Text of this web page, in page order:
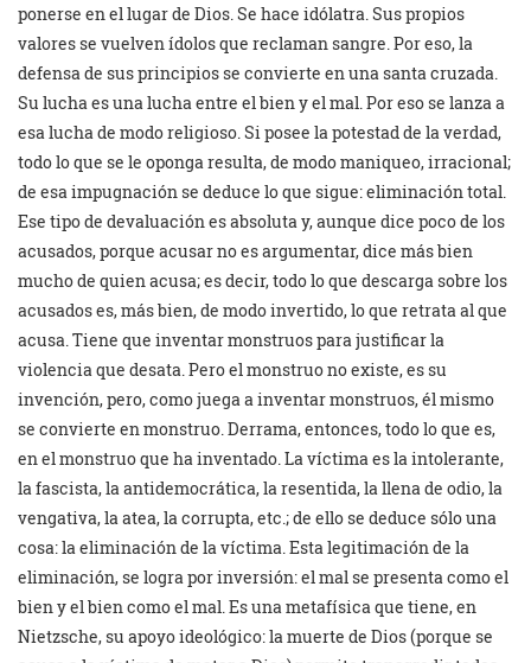
ponerse en el lugar de Dios. Se hace idólatra. Sus propios
valores se vuelven ídolos que reclaman sangre. Por eso, la
defensa de sus principios se convierte en una santa cruzada.
Su lucha es una lucha entre el bien y el mal. Por eso se lanza a
esa lucha de modo religioso. Si posee la potestad de la verdad,
todo lo que se le oponga resulta, de modo maniqueo, irracional;
de esa impugnación se deduce lo que sigue: eliminación total.
Ese tipo de devaluación es absoluta y, aunque dice poco de los
acusados, porque acusar no es argumentar, dice más bien
mucho de quien acusa; es decir, todo lo que descarga sobre los
acusados es, más bien, de modo invertido, lo que retrata al que
acusa. Tiene que inventar monstruos para justificar la
violencia que desata. Pero el monstruo no existe, es su
invención, pero, como juega a inventar monstruos, él mismo
se convierte en monstruo. Derrama, entonces, todo lo que es,
en el monstruo que ha inventado. La víctima es la intolerante,
la fascista, la antidemocrática, la resentida, la llena de odio, la
vengativa, la atea, la corrupta, etc.; de ello se deduce sólo una
cosa: la eliminación de la víctima. Esta legitimación de la
eliminación, se logra por inversión: el mal se presenta como el
bien y el bien como el mal. Es una metafísica que tiene, en
Nietzsche, su apoyo ideológico: la muerte de Dios (porque se